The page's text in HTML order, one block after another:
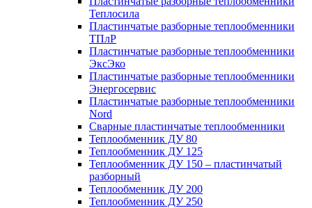
Теплосила
Пластинчатые разборные теплообменники
ТПлР
Пластинчатые разборные теплообменники
ЭксЭко
Пластинчатые разборные теплообменники
Энергосервис
Пластинчатые разборные теплообменники
Nord
Сварные пластинчатые теплообменники
Теплообменник ДУ 80
Теплообменник ДУ 125
Теплообменник ДУ 150 – пластинчатый
разборный
Теплообменник ДУ 200
Теплообменник ДУ 250